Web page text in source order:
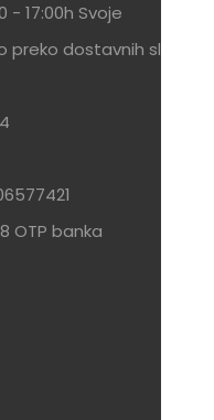
- 17:00h Svoje
dostavnih službi
OTP banka